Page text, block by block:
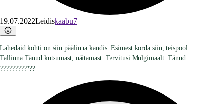
19.07.2022Leidiskaabu7
Lahedaid kohti on siin päälinna kandis. Esimest korda siin, teispool
Tallinna.Tänud kutsumast, näitamast. Tervitusi Mulgimaalt. Tänud
????????????